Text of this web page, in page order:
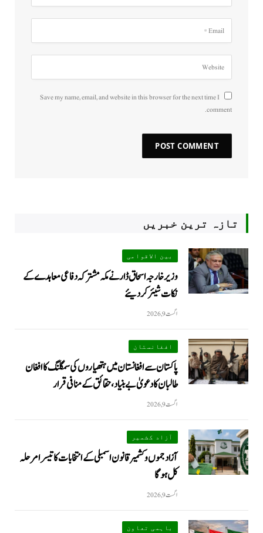
Save my name, email, and website in this browser for the next time I
comment.
تازہ ترین خبریں
بین الاقوامی
وزیر خارجہ اسحاق ڈار نے مکہ مشترکہ دفاعی معاہدے کے
نکات شیئر کردیئے
اگست 9, 2026
افغانستان
پاکستان سے افغانستان میں ہتھیاروں کی سمگلنگ کا افغان
طالبان کا دعویٰ بے بنیاد، حقائق کے منافی قرار
اگست 9, 2026
آزاد کشمیر
آزاد جموں و کشمیر قانون اسمبلی کے انتخابات کا تیسرا مرحلہ
کل ہوگا
اگست 9, 2026
باہمی تعاون